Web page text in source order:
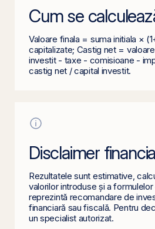
Cum se
Valoare finala = suma initiala ×
capitalizate; Castig net =
investit - taxe - comisioane -
castig net / capital investit.
Disclaimer
Rezultatele sunt estimative,
valorilor introduse și a
reprezintă recomandare de
financiară sau fiscală. Pentru
un specialist autorizat.